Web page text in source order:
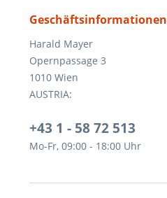
Geschäftsinformationen
Harald Mayer
Opernpassage 3
1010 Wien
AUSTRIA:
+43 1 - 58 72 513
Mo-Fr, 09:00 - 18:00 Uhr